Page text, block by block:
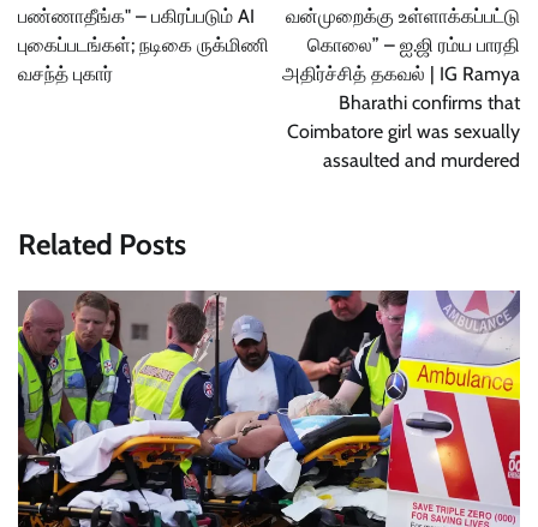
பண்ணாதீங்க" – பகிரப்படும் AI
புகைப்படங்கள்; நடிகை ருக்மிணி
வசந்த் புகார்
வன்முறைக்கு உள்ளாக்கப்பட்டு
கொலை” – ஐ.ஜி ரம்ய பாரதி
அதிர்ச்சித் தகவல் | IG Ramya
Bharathi confirms that
Coimbatore girl was sexually
assaulted and murdered
Related Posts